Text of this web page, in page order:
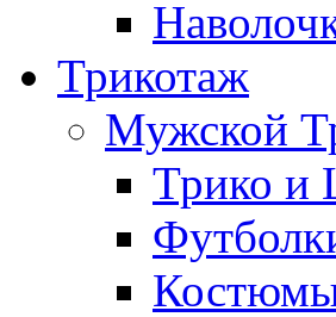
Трикотаж
Мужской
Трико и